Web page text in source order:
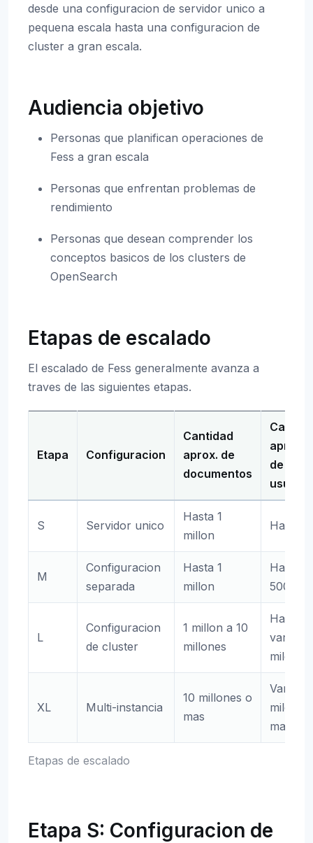
desde una configuracion de servidor unico a
pequena escala hasta una configuracion de
cluster a gran escala.
Audiencia objetivo
Personas que planifican operaciones de
Fess a gran escala
Personas que enfrentan problemas de
rendimiento
Personas que desean comprender los
conceptos basicos de los clusters de
OpenSearch
Etapas de escalado
El escalado de Fess generalmente avanza a
traves de las siguientes etapas.
Etapas de escalado
Etapa Configuracion
Cantidad
aprox. de
documentos
aprox.
de
S Servidor unico
Hasta 1
millon
Hasta
M
Configuracion
separada
Hasta 1
millon
Hasta
500
L
Configuracion
de cluster
1 millon a 10
millones
Hasta
varios
miles
XL Multi-instancia
10 millones o
mas
Varios
miles o
mas
Etapa S: Configuracion de